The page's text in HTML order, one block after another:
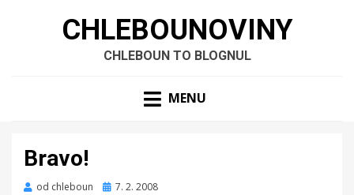
CHLEBOUNOVINY
CHLEBOUN TO BLOGNUL
MENU
Bravo!
od chleboun
Zveřejněno
7. 2. 2008